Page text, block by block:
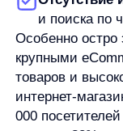
выдачи поиска.
не пытаются
чаще всего к
Это напрямую
SEO-
высокий
сайта